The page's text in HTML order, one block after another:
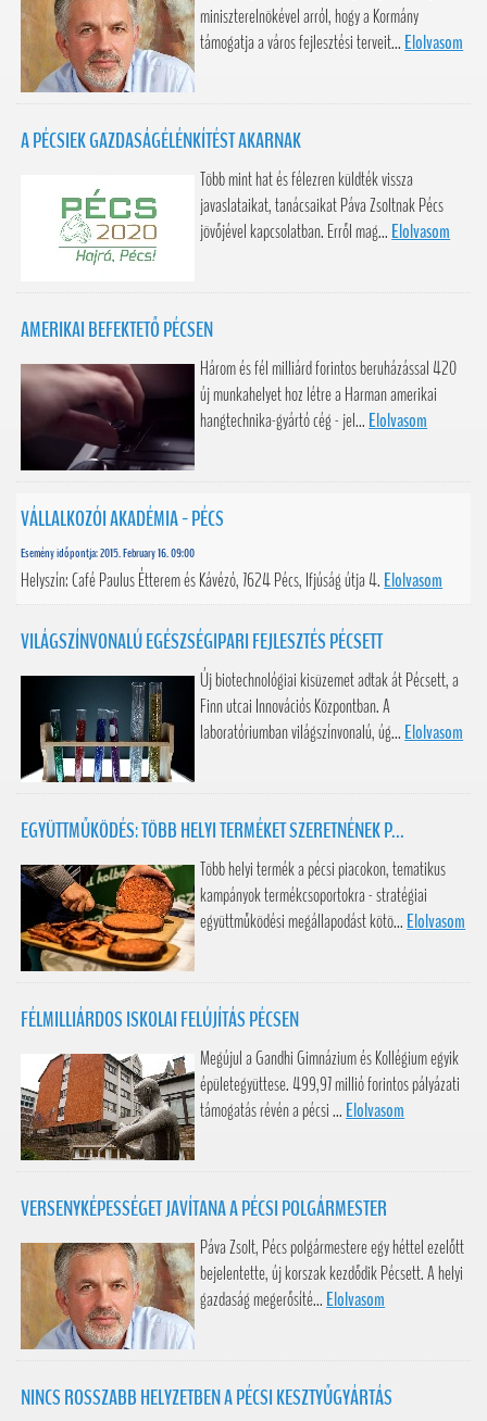
miniszterelnökével arról, hogy a Kormány
támogatja a város fejlesztési terveit... Elolvasom
A PÉCSIEK GAZDASÁGÉLÉNKÍTÉST AKARNAK
Több mint hat és félezren küldték vissza
javaslataikat, tanácsaikat Páva Zsoltnak Pécs
jövőjével kapcsolatban. Erről mag... Elolvasom
AMERIKAI BEFEKTETŐ PÉCSEN
Három és fél milliárd forintos beruházással 420
új munkahelyet hoz létre a Harman amerikai
hangtechnika-gyártó cég - jel... Elolvasom
VÁLLALKOZÓI AKADÉMIA - PÉCS
Esemény időpontja: 2015. February 16. 09:00
Helyszín: Café Paulus Étterem és Kávézó, 7624 Pécs, Ifjúság útja 4. Elolvasom
VILÁGSZÍNVONALÚ EGÉSZSÉGIPARI FEJLESZTÉS PÉCSETT
Új biotechnológiai kisüzemet adtak át Pécsett, a
Finn utcai Innovációs Központban. A
laboratóriumban világszínvonalú, úg... Elolvasom
EGYÜTTMŰKÖDÉS: TÖBB HELYI TERMÉKET SZERETNÉNEK P...
Több helyi termék a pécsi piacokon, tematikus
kampányok termékcsoportokra - stratégiai
együttműködési megállapodást kötö... Elolvasom
FÉLMILLIÁRDOS ISKOLAI FELÚJÍTÁS PÉCSEN
Megújul a Gandhi Gimnázium és Kollégium egyik
épületegyüttese. 499,97 millió forintos pályázati
támogatás révén a pécsi ... Elolvasom
VERSENYKÉPESSÉGET JAVÍTANA A PÉCSI POLGÁRMESTER
Páva Zsolt, Pécs polgármestere egy héttel ezelőtt
bejelentette, új korszak kezdődik Pécsett. A helyi
gazdaság megerősíté... Elolvasom
NINCS ROSSZABB HELYZETBEN A PÉCSI KESZTYŰGYÁRTÁS